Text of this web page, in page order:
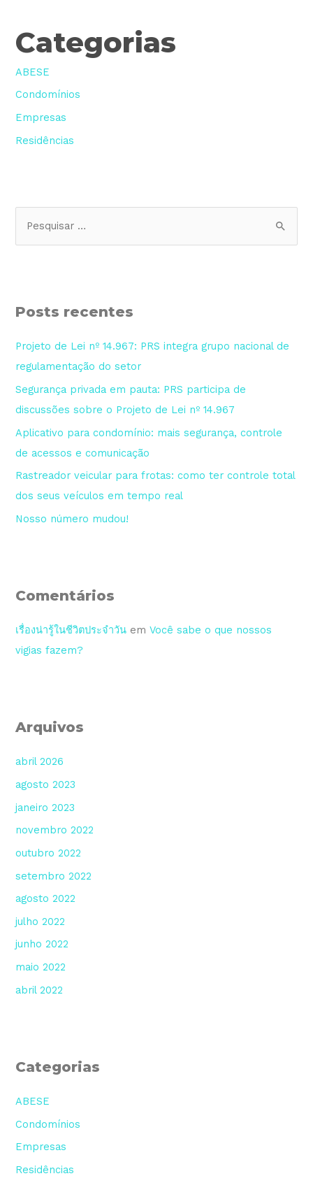
Categorias
ABESE
Condomínios
Empresas
Residências
i
r
:
Posts recentes
Projeto de Lei nº 14.967: PRS integra grupo nacional de
regulamentação do setor
Segurança privada em pauta: PRS participa de
discussões sobre o Projeto de Lei nº 14.967
Aplicativo para condomínio: mais segurança, controle
de acessos e comunicação
Rastreador veicular para frotas: como ter controle total
dos seus veículos em tempo real
Nosso número mudou!
Comentários
เรื่องน่ารู้ในชีวิตประจำวัน emVocê sabe o que nossos
vigias fazem?
Arquivos
abril 2026
agosto 2023
janeiro 2023
novembro 2022
outubro 2022
setembro 2022
agosto 2022
julho 2022
junho 2022
maio 2022
abril 2022
Categorias
ABESE
Condomínios
Empresas
Residências